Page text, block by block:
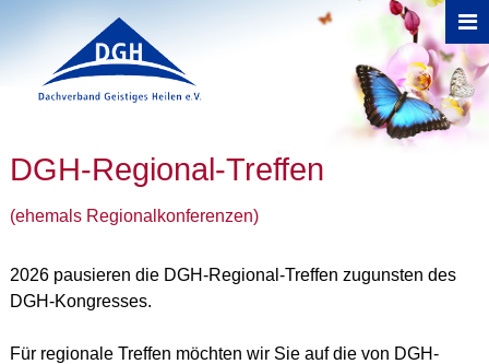
Sie sind hier
DGH-Regional-Treffen
(ehemals Regionalkonferenzen)
2026 pausieren die DGH-Regional-Treffen zugunsten des
DGH-Kongresses.
Für regionale Treffen möchten wir Sie auf die von DGH-